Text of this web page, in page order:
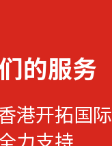
的服务
港开拓国
力支持